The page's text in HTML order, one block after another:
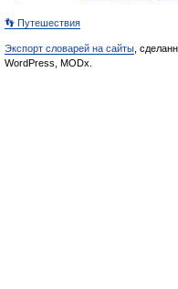
👣 Путешествия
Экспорт словарей на сайты ,
WordPress, MODx.